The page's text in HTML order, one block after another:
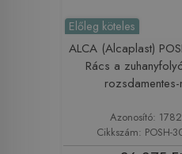
Előleg köteles
ALCA (Alcaplast)
Rács a
rozsdamentes-
Azonosító:
Cikkszám: POSH-